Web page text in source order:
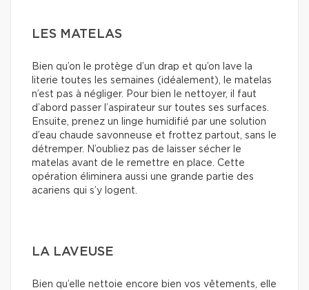
LES MATELAS
Bien qu’on le protège d’un drap et qu’on lave la
literie toutes les semaines (idéalement), le matelas
n’est pas à négliger. Pour bien le nettoyer, il faut
d’abord passer l’aspirateur sur toutes ses surfaces.
Ensuite, prenez un linge humidifié par une solution
d’eau chaude savonneuse et frottez partout, sans le
détremper. N’oubliez pas de laisser sécher le
matelas avant de le remettre en place. Cette
opération éliminera aussi une grande partie des
acariens qui s’y logent.
LA LAVEUSE
Bien qu’elle nettoie encore bien vos vêtements, elle